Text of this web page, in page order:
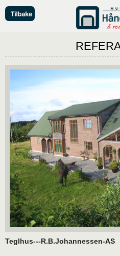
Teglhus---R.B.Johannessen-AS